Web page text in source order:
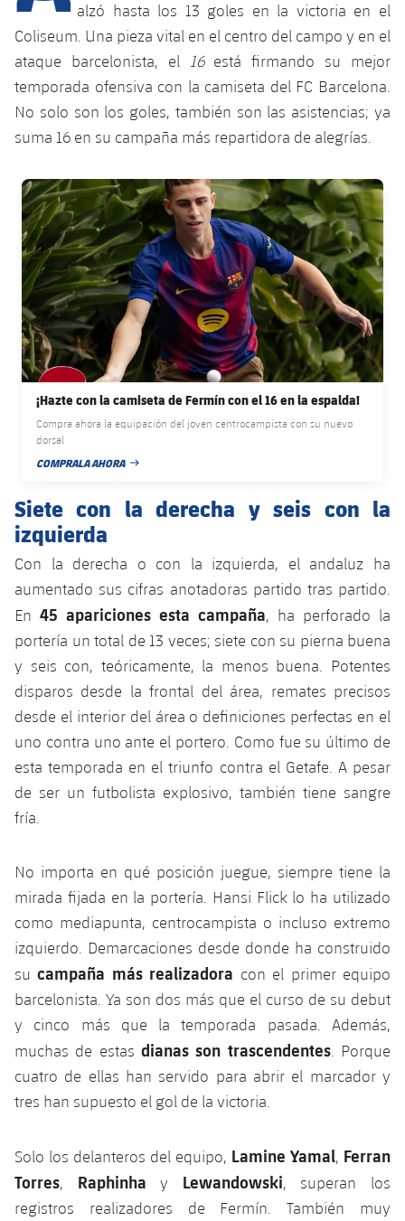
plusicon
más
Instalaciones
Palau Blaugrana
Estadi Johan Cruyff
Barça Cafe
Ciutat Esportiva
La Masia
plusicon
más
Servicios
Accesibilidad
plusicon
más
Acreditaciones
Instalaciones
SUB13
SUB12
SUB10 A
SUB10 B
SUB9 A
SUB9 B
SUB8 A
SUB13 B
SUB12 C
SUB11 C
Entradas
Gameday Shows
Resultados
Clasificación
Jugadores
Fotos
Historia
Palmarés
Base
Barça Atlètic
Junior
Cadete A
Cadete B
Infantil A
Infantil B
Mini
Campus Verano
PLUSICON
MÁS
Primer Equipo
plusicon
más
Calendario
Entradas
Resultados
Clasificaciones
Jugadores
Fotos
Historia
Palmarés
Actualidad
Calendario
Resultados
Clasificaciones
Jugadores
Fotos
Base
plusicon
más
Actualidad
Juvenil
Cadete A
Cadete B
Infantil A
PLUSICON
MÁS
Primer equipo
plusicon
más
Actualidad
Calendario
Clasificaciones
Jugadors
Fotos
Palmarés
Historia
Barça Atlètic
plusicon
más
Actualidad
Jugadores
Clasificaciones
Base
plusicon
más
Cadete
Infantil
PLUSICON
MÁS
Primer equipo
Actualidad
Calendario
Entradas
Clasificaciones
Fotos
Historia
Palmarés
Barça Atlètic
Actualidad
Calendario
Resultados
Jugadores
Base
Actualidad
Barça C
Junior
Infantil
Alevín
Campus Verano
PLUSICON
Información general
plusicon
más
Actualidad
Masculino
Femenino
Agenda
Baloncesto en silla de ruedas
plusicon
más
Actualidad
Jugadores
Calendario
Resultados
Hockey sobre hielo
plusicon
más
Actualidad
Jugadores
Calendario
Hockey hierba
plusicon
más
Hockey Hierba Masculino
Patinaje artístico
plusicon
más
Agenda
Actualidad
Voleibol
plusicon
alzó hasta los 13 goles en la victoria en el
Coliseum. Una pieza vital en el centro del campo y en el
ataque barcelonista, el
16 está firmando su mejor
temporada ofensiva con la camiseta del FC Barcelona.
No solo son los goles, también son las asistencias; ya
suma 16 en su campaña más repartidora de alegrías.
FC Barcelona club badge
¡Hazte con la camiseta de Fermín con el 16 en la espalda!
Compra ahora la equipación del joven centrocampista con su nuevo
dorsal
COMPRALA AHORA
FECHA DE PUBLICACIÓN
Siete con la derecha y seis con la
izquierda
Con la derecha o con la izquierda, el andaluz ha
aumentado sus cifras anotadoras partido tras partido.
En 45 apariciones esta campaña, ha perforado la
portería un total de 13 veces; siete con su pierna buena
y seis con, teóricamente, la menos buena. Potentes
disparos desde la frontal del área, remates precisos
desde el interior del área o definiciones perfectas en el
uno contra uno ante el portero. Como fue su último de
esta temporada en el triunfo contra el Getafe. A pesar
de ser un futbolista explosivo, también tiene sangre
fría.
No importa en qué posición juegue, siempre tiene la
mirada fijada en la portería. Hansi Flick lo ha utilizado
como mediapunta, centrocampista o incluso extremo
izquierdo. Demarcaciones desde donde ha construido
sucampaña más realizadora con el primer equipo
barcelonista. Ya son dos más que el curso de su debut
y cinco más que la temporada pasada. Además,
muchas de estas dianas son trascendentes. Porque
cuatro de ellas han servido para abrir el marcador y
tres han supuesto el gol de la victoria.
Solo los delanteros del equipo, Lamine Yamal, Ferran
Torres, Raphinhay Lewandowski, superan los
registros realizadores de Fermín. También muy